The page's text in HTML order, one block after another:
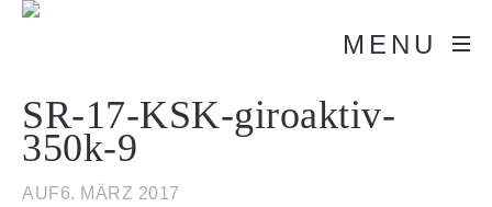
MENU
SR-17-KSK-giroaktiv-
350k-9
AUF6. MÄRZ 2017